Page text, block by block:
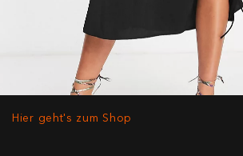
Hier geht's zum Shop